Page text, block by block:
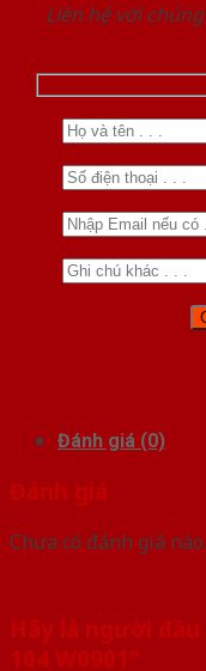
Liên hệ với
Đánh giá (0)
Đánh giá
Chưa có đánh giá nào.
Hãy là người đầu
104 W0901”